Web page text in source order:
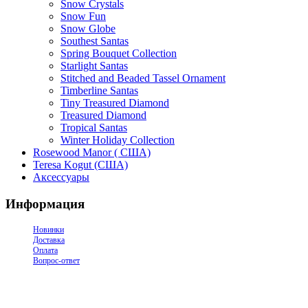
Snow Crystals
Snow Fun
Snow Globe
Southest Santas
Spring Bouquet Collection
Starlight Santas
Stitched and Beaded Tassel Ornament
Timberline Santas
Tiny Treasured Diamond
Treasured Diamond
Tropical Santas
Winter Holiday Collection
Rosewood Manor ( США)
Teresa Kogut (США)
Аксессуары
Информация
Новинки
Доставка
Оплата
Вопрос-ответ